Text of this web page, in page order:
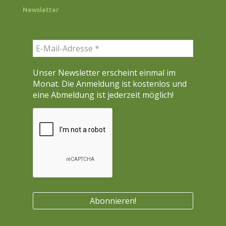
h
Newsletter
Unser Newsletter erscheint einmal im
Monat. Die Anmeldung ist kostenlos und
eine Abmeldung ist jederzeit möglich!